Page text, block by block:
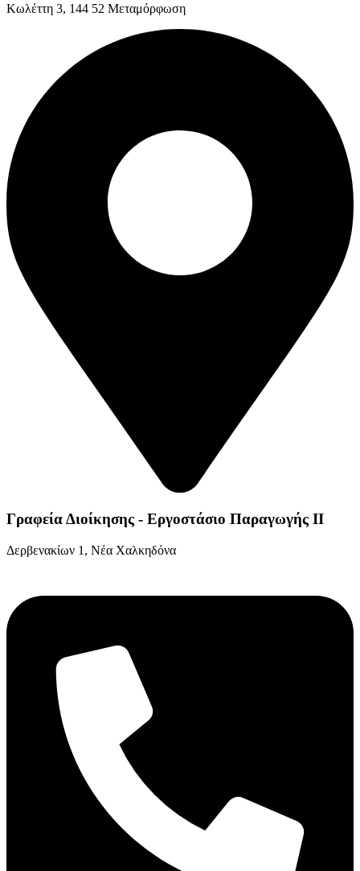
Kωλέττη 3, 144 52 Μεταμόρφωση
Γραφεία Διοίκησης - Εργοστάσιο Παραγωγής ΙΙ
Δερβενακίων 1, Νέα Χαλκηδόνα